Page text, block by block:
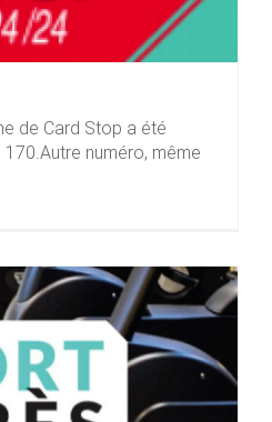
de Card Stop a été
numéro, même